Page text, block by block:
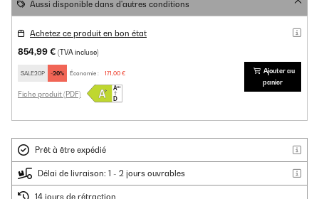
Aussi disponible dans d'autres conditions
Achetez ce produit en bon état
854,99 € (TVA incluse)
SALE20P -20% Économie : 171,00 €
Fiche produit (PDF)
Ajouter au
panier
Prêt à être expédié
Délai de livraison: 1 - 2 jours ouvrables
14 jours de rétraction